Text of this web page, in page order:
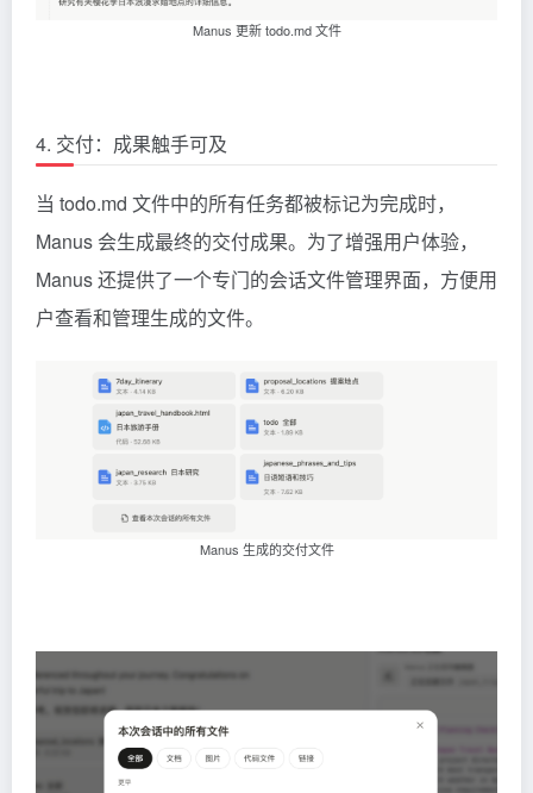
Manus 更新 todo.md 文件
4. 交付：成果触手可及
当 todo.md 文件中的所有任务都被标记为完成时，
Manus 会生成最终的交付成果。为了增强用户体验，
Manus 还提供了一个专门的会话文件管理界面，方便用
户查看和管理生成的文件。
Manus 生成的交付文件